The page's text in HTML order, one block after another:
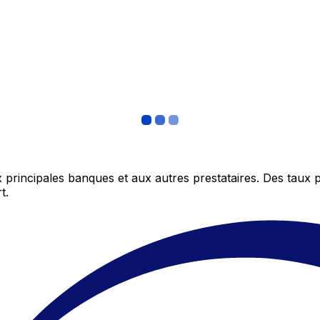
banques et aux autres prestataires. Des taux